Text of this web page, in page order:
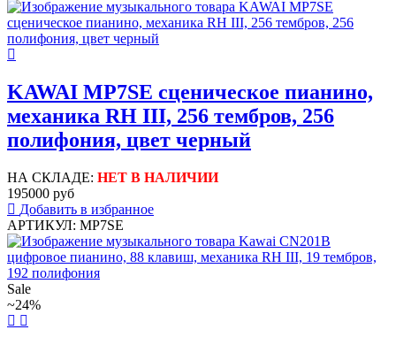
KAWAI MP7SE сценическое пианино,
механика RH III, 256 тембров, 256
полифония, цвет черный
НА СКЛАДЕ: НЕТ В НАЛИЧИИ
195000 руб
Добавить в избранное
АРТИКУЛ: MP7SE
Sale
~24%